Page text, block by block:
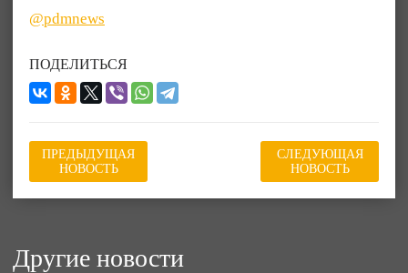
@pdmnews
ПОДЕЛИТЬСЯ
ПРЕДЫДУЩАЯ
НОВОСТЬ
СЛЕДУЮЩАЯ
НОВОСТЬ
Другие новости